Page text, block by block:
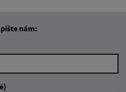
nám: